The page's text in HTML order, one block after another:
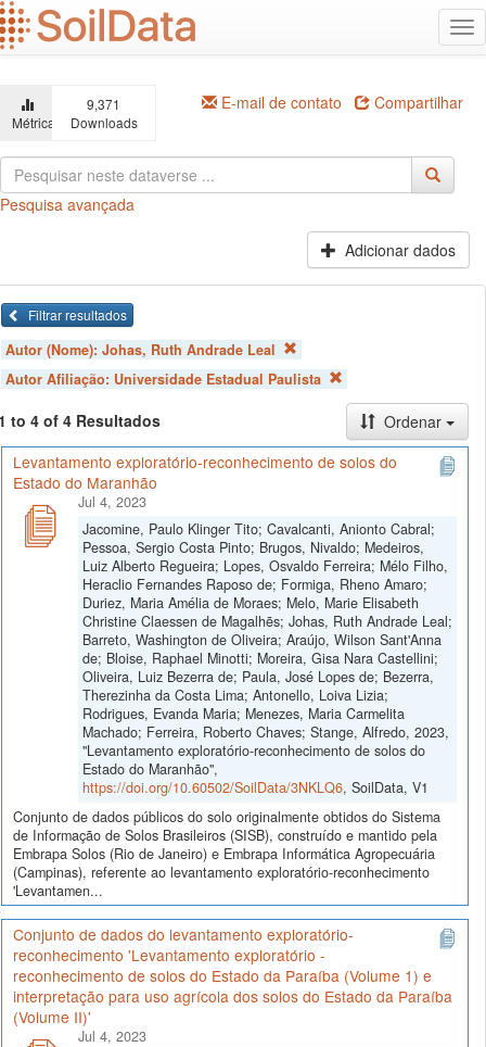
Ir
para
o
principal
Métricas
9,371
Downloads
E-mail de contato Compartilhar
Pesquisa avançada
Adicionar dados
Filtrar resultados
Autor (Nome): Johas, Ruth Andrade Leal
Autor Afiliação: Universidade Estadual Paulista
to 4 of 4 Resultados
Ordenar
Levantamento exploratório-reconhecimento de solos do
Estado do Maranhão
Jul 4, 2023
Jacomine, Paulo Klinger Tito; Cavalcanti, Anionto Cabral;
Pessoa, Sergio Costa Pinto; Brugos, Nivaldo; Medeiros,
Luiz Alberto Regueira; Lopes, Osvaldo Ferreira; Mélo Filho,
Heraclio Fernandes Raposo de; Formiga, Rheno Amaro;
Duriez, Maria Amélia de Moraes; Melo, Marie Elisabeth
Christine Claessen de Magalhẽs; Johas, Ruth Andrade Leal;
Barreto, Washington de Oliveira; Araújo, Wilson Sant'Anna
de; Bloise, Raphael Minotti; Moreira, Gisa Nara Castellini;
Oliveira, Luiz Bezerra de; Paula, José Lopes de; Bezerra,
Therezinha da Costa Lima; Antonello, Loiva Lizia;
Rodrigues, Evanda Maria; Menezes, Maria Carmelita
Machado; Ferreira, Roberto Chaves; Stange, Alfredo, 2023,
"Levantamento exploratório-reconhecimento de solos do
Estado do Maranhão",
https://doi.org/10.60502/SoilData/3NKLQ6, SoilData, V1
Conjunto de dados públicos do solo originalmente obtidos do Sistema
de Informação de Solos Brasileiros (SISB), construído e mantido pela
Embrapa Solos (Rio de Janeiro) e Embrapa Informática Agropecuária
(Campinas), referente ao levantamento exploratório-reconhecimento
'Levantamen...
Conjunto de dados do levantamento exploratório-
reconhecimento 'Levantamento exploratório -
reconhecimento de solos do Estado da Paraíba (Volume 1) e
interpretação para uso agrícola dos solos do Estado da Paraíba
(Volume II)'
Jul 4, 2023